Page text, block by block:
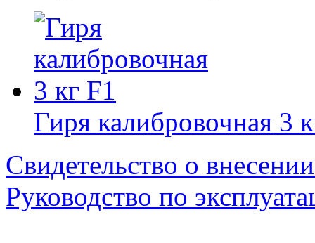
Гиря калибровочная 3
Свидетельство о
Руководство по